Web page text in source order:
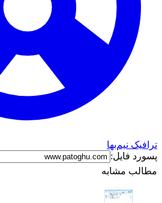
ترافیک نیم‌بها
پسورد فایل:
مطالب مشابه